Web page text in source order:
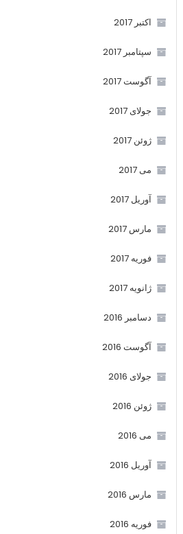
اکتبر 2017
سپتامبر 2017
آگوست 2017
جولای 2017
ژوئن 2017
می 2017
آوریل 2017
مارس 2017
فوریه 2017
ژانویه 2017
دسامبر 2016
آگوست 2016
جولای 2016
ژوئن 2016
می 2016
آوریل 2016
مارس 2016
فوریه 2016